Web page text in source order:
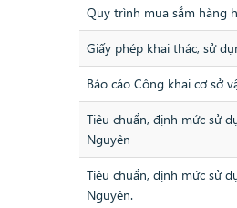
Quy trình mua sắm hàng
Giấy phép khai thác, sử
Báo cáo Công khai cơ sở
Tiêu chuẩn, định mức sử
Nguyên
Tiêu chuẩn, định mức sử
Nguyên.